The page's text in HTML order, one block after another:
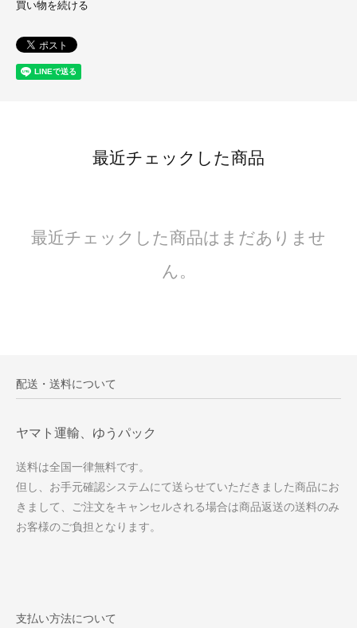
買い物を続ける
最近チェックした商品
最近チェックした商品はまだありませ
ん。
配送・送料について
ヤマト運輸、ゆうパック
送料は全国一律無料です。
但し、お手元確認システムにて送らせていただきました商品にお
きまして、ご注文をキャンセルされる場合は商品返送の送料のみ
お客様のご負担となります。
支払い方法について